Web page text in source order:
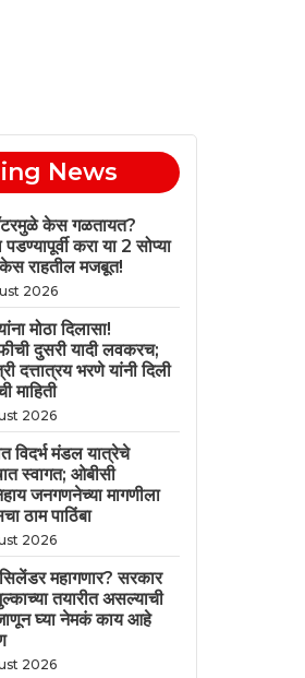
News
केस गळतायत?
करा या 2 सोप्या
केस राहतील मजबूत!
2026
मोठा दिलासा!
दुसरी यादी लवकरच;
दत्तात्रय भरणे यांनी दिली
माहिती
2026
विदर्भ मंडल यात्रेचे
स्वागत; ओबीसी
जनगणनेच्या मागणीला
ठाम पाठिंबा
2026
महागणार? सरकार
तयारीत असल्याची
घ्या नेमकं काय आहे
2026